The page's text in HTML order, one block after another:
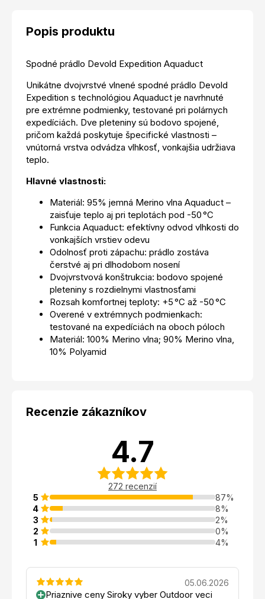
Popis produktu
Spodné prádlo Devold Expedition Aquaduct
Unikátne dvojvrstvé vlnené spodné prádlo Devold
Expedition s technológiou Aquaduct je navrhnuté
pre extrémne podmienky, testované pri polárnych
expedíciách. Dve pleteniny sú bodovo spojené,
pričom každá poskytuje špecifické vlastnosti –
vnútorná vrstva odvádza vlhkosť, vonkajšia udržiava
teplo.
Hlavné vlastnosti:
Materiál: 95% jemná Merino vlna Aquaduct –
zaisťuje teplo aj pri teplotách pod -50 °C
Funkcia Aquaduct: efektívny odvod vlhkosti do
vonkajších vrstiev odevu
Odolnosť proti zápachu: prádlo zostáva
čerstvé aj pri dlhodobom nosení
Dvojvrstvová konštrukcia: bodovo spojené
pleteniny s rozdielnymi vlastnosťami
Rozsah komfortnej teploty: +5 °C až -50 °C
Overené v extrémnych podmienkach:
testované na expedíciách na oboch póloch
Materiál: 100% Merino vlna; 90% Merino vlna,
10% Polyamid
Recenzie zákazníkov
4.7
272 recenzií
5
87%
4
8%
3
2%
2
0%
1
4%
05.06.2026
Priaznive ceny Siroky vyber Outdoor veci